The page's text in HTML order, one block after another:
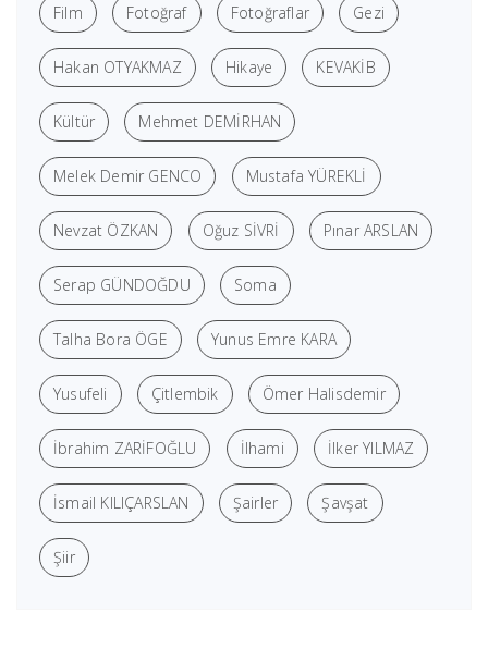
Film Fotoğraf Fotoğraflar Gezi
Hakan OTYAKMAZ Hikaye KEVAKİB
Kültür Mehmet DEMİRHAN
Melek Demir GENCO Mustafa YÜREKLİ
Nevzat ÖZKAN Oğuz SİVRİ Pınar ARSLAN
Serap GÜNDOĞDU Soma
Talha Bora ÖGE Yunus Emre KARA
Yusufeli Çitlembik Ömer Halisdemir
İbrahim ZARİFOĞLU İlhami İlker YILMAZ
İsmail KILIÇARSLAN Şairler Şavşat
Şiir